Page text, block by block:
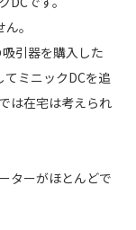
。
引器を購入した
ミニックDCを追
は在宅は考えられ
ターがほとんどで